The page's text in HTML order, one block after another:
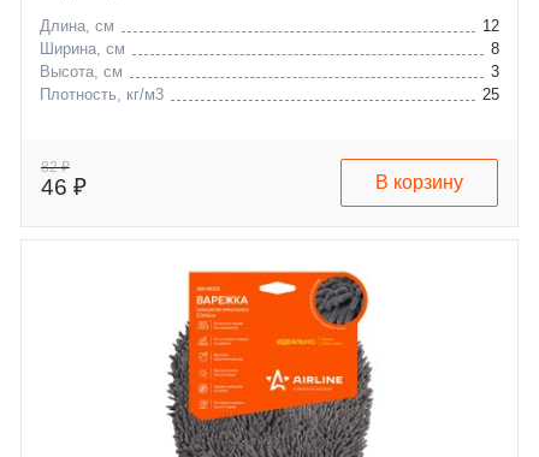
Длина, см
12
Ширина, см
8
Высота, см
3
Плотность, кг/м3
25
82 ₽
46 ₽ В корзину